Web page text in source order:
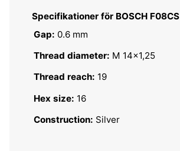
Specifikationer för BOSCH F08CS
Gap: 0.6 mm
Thread diameter: M 14x1,25
Thread reach: 19
Hex size: 16
Construction: Silver